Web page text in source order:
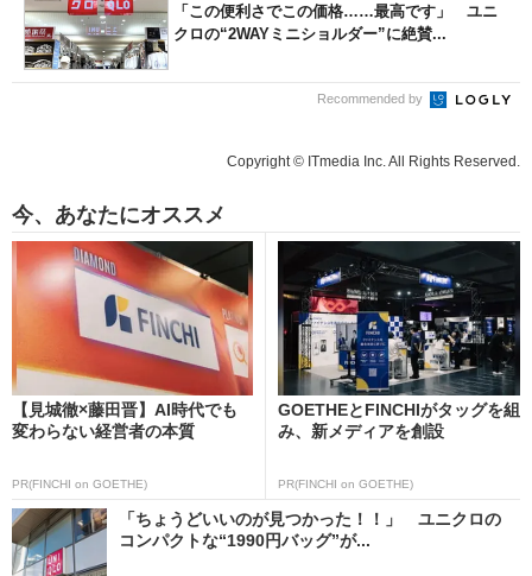
「この便利さでこの価格……最高です」 ユニ
クロの“2WAYミニショルダー”に絶賛...
Recommended by
Copyright © ITmedia Inc. All Rights Reserved.
今、あなたにオススメ
【見城徹×藤田晋】AI時代でも
変わらない経営者の本質
PR(FINCHI on GOETHE)
GOETHEとFINCHIがタッグを組
み、新メディアを創設
PR(FINCHI on GOETHE)
「ちょうどいいのが見つかった！！」 ユニクロの
コンパクトな“1990円バッグ”が...